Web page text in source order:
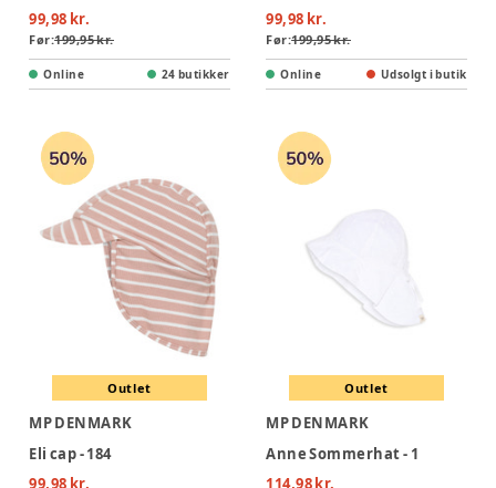
99,98 kr.
Før:199,95 kr.
Online 24 butikker
99,98 kr.
Før:199,95 kr.
Online Udsolgt i butik
Outlet
MP DENMARK
Eli cap - 184
99,98 kr.
Outlet
MP DENMARK
Anne Sommerhat - 1
114,98 kr.